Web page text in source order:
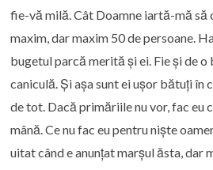
fie-vă milă. Cât Doamne iartă-mă să
maxim, dar maxim 50 de persoane.
bugetul parcă merită și ei. Fie și de o
caniculă. Și așa sunt ei ușor bătuți în
de tot. Dacă primăriile nu vor, fac eu
mână. Ce nu fac eu pentru niște
uitat când e anunțat marșul ăsta, dar